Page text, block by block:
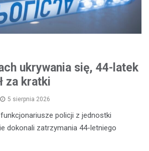
ukrywania się, 44-latek
za kratki
5 sierpnia 2026
policji z jednostki
dokonali zatrzymania 44-letniego